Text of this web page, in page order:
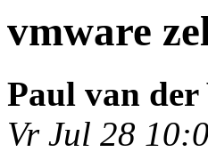
vmware
Paul van der
Vr Jul 28